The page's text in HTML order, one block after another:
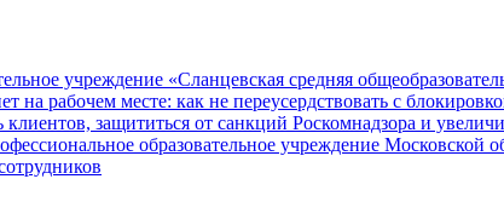
учреждение «Сланцевская средняя
на рабочем месте: как не переусердствовать с
защититься от санкций Роскомнадзора и
образовательное учреждение